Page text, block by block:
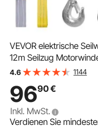
VEVOR elektrische
12m Seilzug
10m/min
4.6 1144
9690€
Inkl. MwSt.
Verdienen Sie